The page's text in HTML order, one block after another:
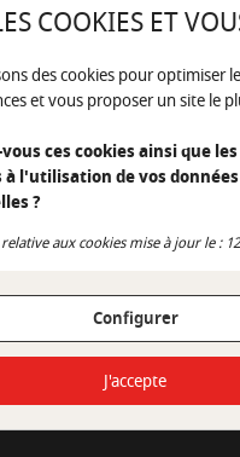
05 45 22 98 09
Nous envoyer un e-mail
TABLE
COOKIES ET
des cookies pour optimiser
et vous proposer un site le
ces cookies ainsi que
à l'utilisation de vos données
?
aux cookies mise à jour le :
Configurer
Continuer sans accepter
J'accepte